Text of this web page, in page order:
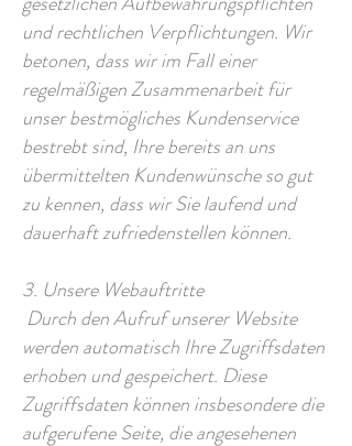
und rechtlichen Verpflichtungen. Wir
betonen, dass wir im Fall einer
regelmäßigen Zusammenarbeit für
unser bestmögliches Kundenservice
bestrebt sind, Ihre bereits an uns
übermittelten Kundenwünsche so gut
zu kennen, dass wir Sie laufend und
dauerhaft zufriedenstellen können.
3. Unsere Webauftritte
Durch den Aufruf unserer Website
werden automatisch Ihre Zugriffsdaten
erhoben und gespeichert. Diese
Zugriffsdaten können insbesondere die
aufgerufene Seite, die angesehenen